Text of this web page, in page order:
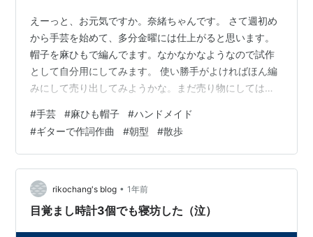
えーっと、お元気ですか。奈緒ちゃんです。 さて週初め
から手芸を始めて、多分金曜には仕上がると思います。
帽子を麻ひもで編んでます。なかなかなようなので試作
として自分用にしてみます。 使い勝手がよければほん編
みにして売り出してみようかな。まだ売り物にしては早
半分とかに折ってバッグの中に入れておけば、使えます
よ。やっぱり春夏用かな。またうまい具合になったらこ
こにも上げてみるかも？！ 早朝起きにトライしてみたい
ですが、眠さには勝てず、寝てしまいますな。 早くに寝
てもなかなか起きられず。朝型に変えたいのですが、な
かなか起きることができません。何度となく…
#手芸 #麻ひも帽子 #ハンドメイド
#ギターで作詞作曲 #朝型 #散歩
rikochang's blog • 1年前
目覚まし時計3個でも寝坊した（泣）